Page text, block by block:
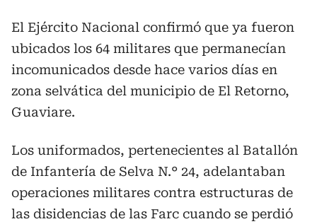
El Ejército Nacional confirmó que ya fueron
ubicados los 64 militares que permanecían
incomunicados desde hace varios días en
zona selvática del municipio de El Retorno,
Guaviare.
Los uniformados, pertenecientes al Batallón
de Infantería de Selva N.° 24, adelantaban
operaciones militares contra estructuras de
las disidencias de las Farc cuando se perdió